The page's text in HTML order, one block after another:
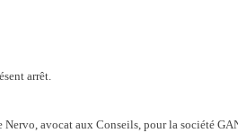
arrêt.
avocat aux Conseils, pour la société